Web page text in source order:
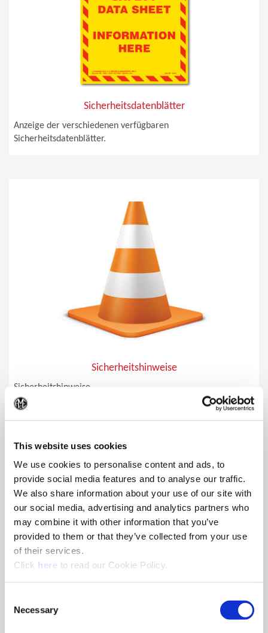
This website uses cookies
We use cookies to personalise content and ads, to
provide social media features and to analyse our traffic.
We also share information about your use of our site with
our social media, advertising and analytics partners who
may combine it with other information that you’ve
provided to them or that they’ve collected from your use
of their services.
Click here(Opens in a new window)
to read our Cookie Policy.
Selection
Necessary
Sicherheitsdatenblätter
Anzeige der verschiedenen verfügbaren
Sicherheitsdatenblätter.
Sicherheitshinweise
Sicherheitshinweise